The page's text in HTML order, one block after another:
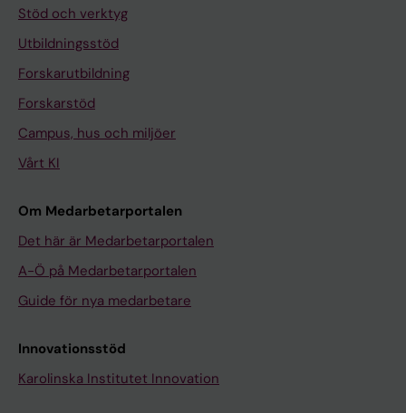
Stöd och verktyg
Utbildningsstöd
Forskarutbildning
Forskarstöd
Campus, hus och miljöer
Vårt KI
Om Medarbetarportalen
Det här är Medarbetarportalen
A-Ö på Medarbetarportalen
Guide för nya medarbetare
Innovationsstöd
Karolinska Institutet Innovation